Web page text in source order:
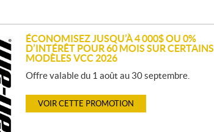
ÉCONOMISEZ JUSQU’À 4 000$ OU 0%
D’INTÉRÊT POUR 60 MOIS SUR CERTAINS
MODÈLES VCC 2026
Offre valable du 1 août au 30 septembre.
VOIR CETTE PROMOTION